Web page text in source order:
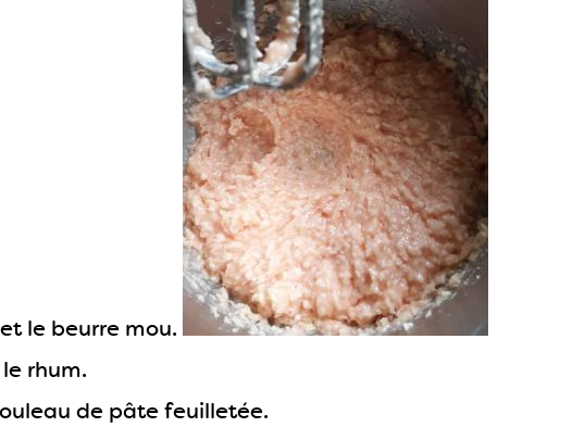
le beurre mou.
rhum.
de pâte feuilletée.